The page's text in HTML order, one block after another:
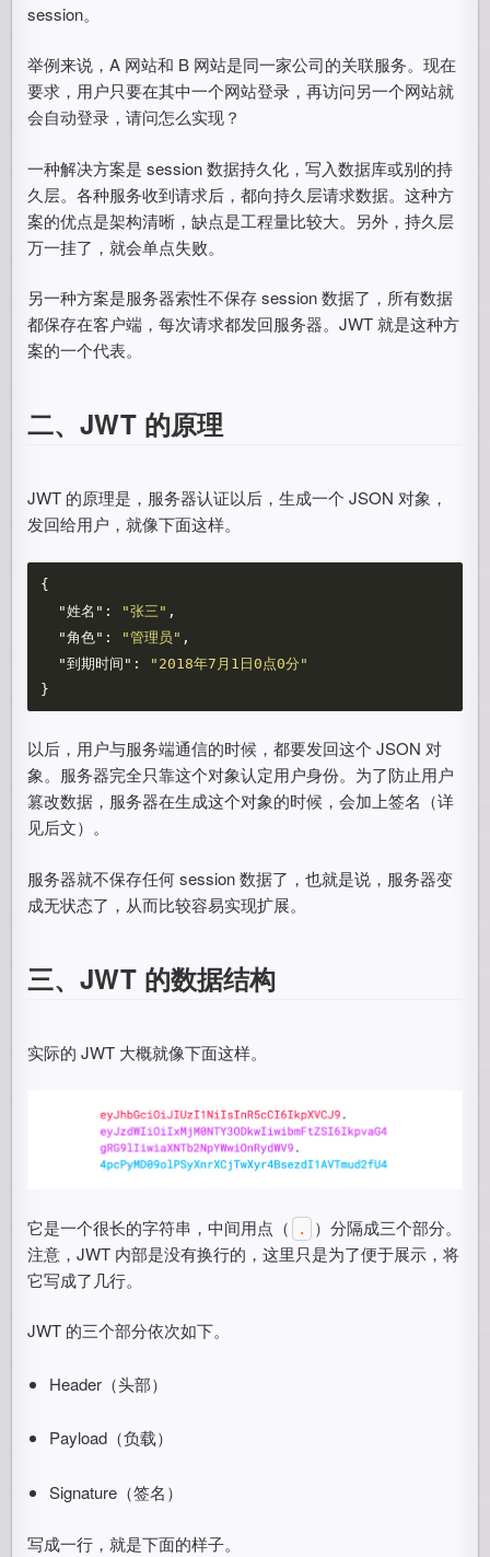
session。
举例来说，A 网站和 B 网站是同一家公司的关联服务。现在
要求，用户只要在其中一个网站登录，再访问另一个网站就
会自动登录，请问怎么实现？
一种解决方案是 session 数据持久化，写入数据库或别的持
久层。各种服务收到请求后，都向持久层请求数据。这种方
案的优点是架构清晰，缺点是工程量比较大。另外，持久层
万一挂了，就会单点失败。
另一种方案是服务器索性不保存 session 数据了，所有数据
都保存在客户端，每次请求都发回服务器。JWT 就是这种方
案的一个代表。
二、JWT 的原理
JWT 的原理是，服务器认证以后，生成一个 JSON 对象，
发回给用户，就像下面这样。
{
"姓名" : "张三" ,
"角色" : "管理员" ,
"到期时间" :
"2018年7月1日0点0分"
}
以后，用户与服务端通信的时候，都要发回这个 JSON 对
象。服务器完全只靠这个对象认定用户身份。为了防止用户
篡改数据，服务器在生成这个对象的时候，会加上签名（详
见后文）。
服务器就不保存任何 session 数据了，也就是说，服务器变
成无状态了，从而比较容易实现扩展。
三、JWT 的数据结构
实际的 JWT 大概就像下面这样。
它是一个很长的字符串，中间用点（ .
）分隔成三个部分。
注意，JWT 内部是没有换行的，这里只是为了便于展示，将
它写成了几行。
JWT 的三个部分依次如下。
Header（头部）
Payload（负载）
Signature（签名）
写成一行，就是下面的样子。